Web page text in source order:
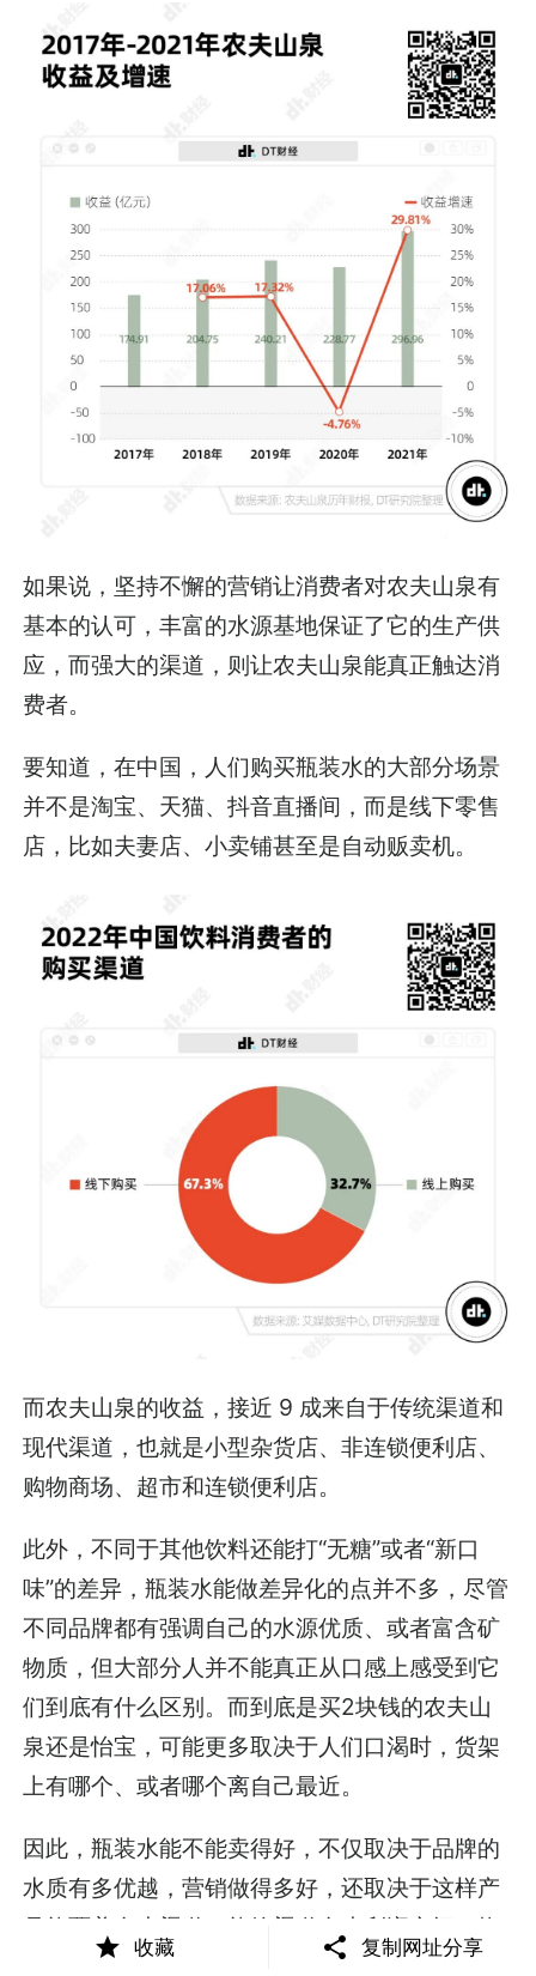
如果说，坚持不懈的营销让消费者对农夫山泉有
基本的认可，丰富的水源基地保证了它的生产供
应，而强大的渠道，则让农夫山泉能真正触达消
费者。
要知道，在中国，人们购买瓶装水的大部分场景
并不是淘宝、天猫、抖音直播间，而是线下零售
店，比如夫妻店、小卖铺甚至是自动贩卖机。
而农夫山泉的收益，接近 9 成来自于传统渠道和
现代渠道，也就是小型杂货店、非连锁便利店、
购物商场、超市和连锁便利店。
此外，不同于其他饮料还能打“无糖”或者“新口
味”的差异，瓶装水能做差异化的点并不多，尽管
不同品牌都有强调自己的水源优质、或者富含矿
物质，但大部分人并不能真正从口感上感受到它
们到底有什么区别。而到底是买2块钱的农夫山
泉还是怡宝，可能更多取决于人们口渴时，货架
上有哪个、或者哪个离自己最近。
因此，瓶装水能不能卖得好，不仅取决于品牌的
水质有多优越，营销做得多好，还取决于这样产
品能覆盖多少渠道、能给渠道多少利润空间。换
一种说法就是，当地卖水的老板愿不愿意把你家
收藏 复制网址分享